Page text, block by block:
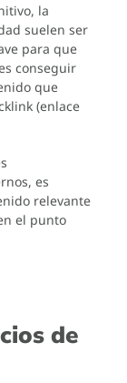
la
suelen ser
para que
conseguir
que
(enlace
es
relevante
el punto
de